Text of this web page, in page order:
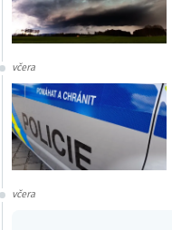
včera
včera